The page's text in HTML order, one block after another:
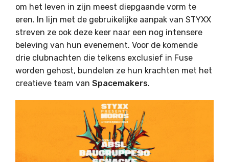
om het leven in zijn meest diepgaande vorm te
eren. In lijn met de gebruikelijke aanpak van STYXX
streven ze ook deze keer naar een nog intensere
beleving van hun evenement. Voor de komende
drie clubnachten die telkens exclusief in Fuse
worden gehost, bundelen ze hun krachten met het
creatieve team van Spacemakers.